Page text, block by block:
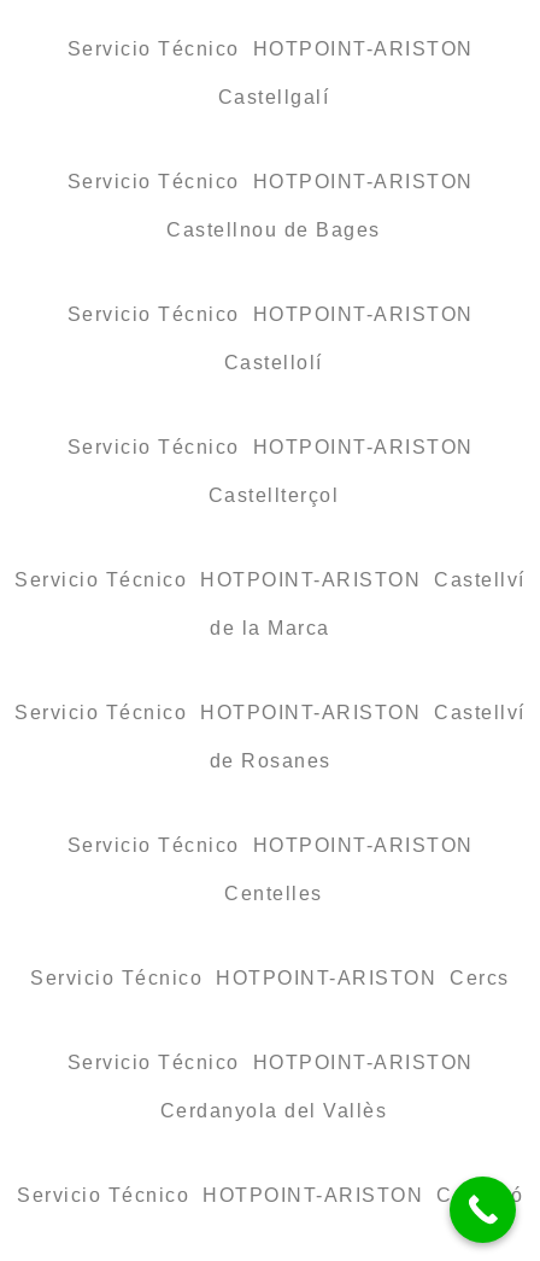
Servicio Técnico HOTPOINT-ARISTON
Castellgalí
Servicio Técnico HOTPOINT-ARISTON
Castellnou de Bages
Servicio Técnico HOTPOINT-ARISTON
Castellolí
Servicio Técnico HOTPOINT-ARISTON
Castellterçol
Servicio Técnico HOTPOINT-ARISTON Castellví
de la Marca
Servicio Técnico HOTPOINT-ARISTON Castellví
de Rosanes
Servicio Técnico HOTPOINT-ARISTON
Centelles
Servicio Técnico HOTPOINT-ARISTON Cercs
Servicio Técnico HOTPOINT-ARISTON
Cerdanyola del Vallès
Servicio Técnico HOTPOINT-ARISTON Cervelló